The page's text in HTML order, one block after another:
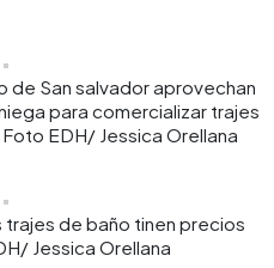
San salvador aprovechan
para comercializar trajes
EDH/ Jessica Orellana
de baño tinen precios
Jessica Orellana